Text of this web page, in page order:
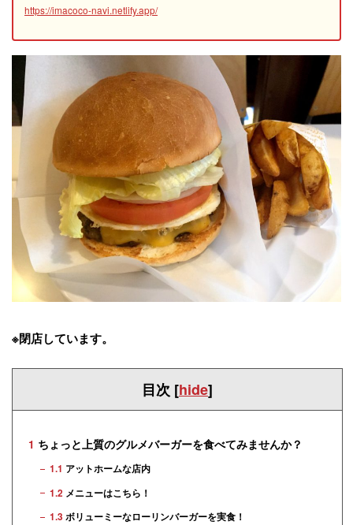
https://imacoco-navi.netlify.app/
※閉店しています。
目次 [hide]
1 ちょっと上質のグルメバーガーを食べてみませんか？
1.1 アットホームな店内
1.2 メニューはこちら！
1.3 ボリューミーなローリンバーガーを実食！